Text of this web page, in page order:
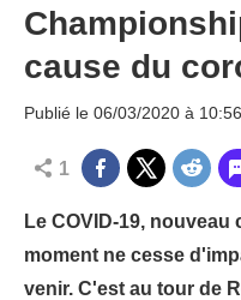
cause du
Publié le 06/03/2020 à 10:56
1
Le COVID-19,
moment ne cesse
venir. C'est au tour de